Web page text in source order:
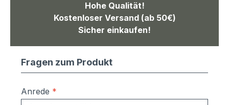
Hohe Qualität!
Kostenloser Versand (ab 50€)
Sicher einkaufen!
Fragen zum Produkt
Anrede *